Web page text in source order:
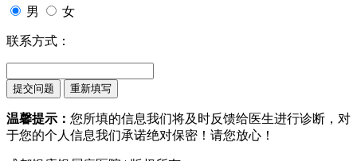
男 女
联系方式：
温馨提示： 您所填的信息我们将及时反馈给医生进行诊断，对
于您的个人信息我们承诺绝对保密！请您放心！